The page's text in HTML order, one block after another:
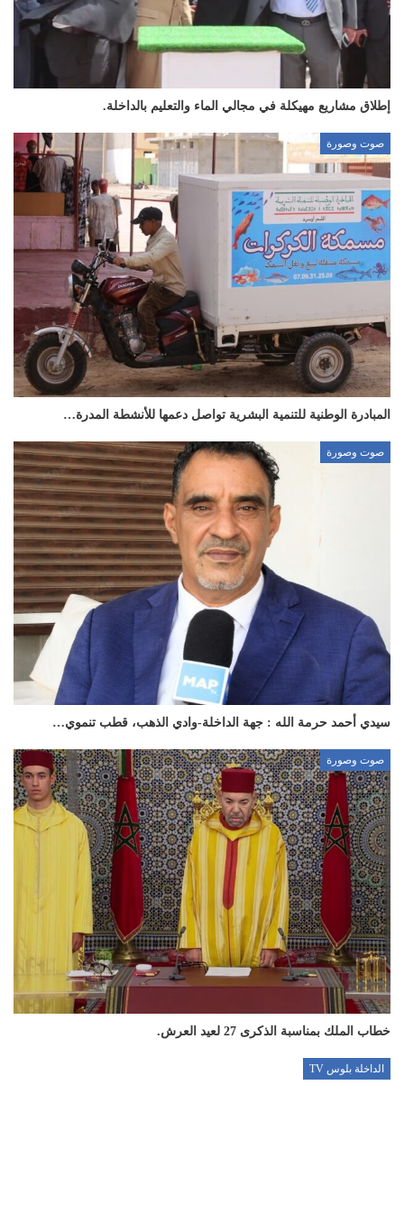
إطلاق مشاريع مهيكلة في مجالي الماء والتعليم بالداخلة.
صوت وصورة
المبادرة الوطنية للتنمية البشرية تواصل دعمها للأنشطة المدرة…
صوت وصورة
سيدي أحمد حرمة الله : جهة الداخلة-وادي الذهب، قطب تنموي…
صوت وصورة
خطاب الملك بمناسبة الذكرى 27 لعيد العرش.
الداخلة بلوس TV